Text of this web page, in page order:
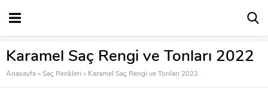
Karamel Saç Rengi ve Tonları 2022
Anasayfa » Saç Renkleri » Karamel Saç Rengi ve Tonları 2022